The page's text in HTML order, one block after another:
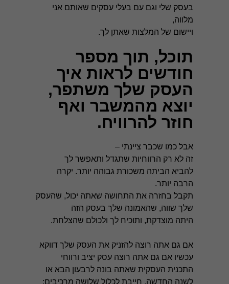
בעסק שלי וגם עם בעלי עסקים שאותם אני
מלווה,
ויישום של המלצות שאתן לך.
תוכל, תוך מספר
חודשים לראות איך
העסק שלך משתפר,
יוצא מהמשבר ואף
חוזר להרוויח.
אבל כמו שכבר ציינתי –
זה לא רק הרווחיות שתגדל ותאפשר לך
להביא הביתה משכורת גבוהה יותר. יקרה
הרבה יותר.
תקבל בחזרה את התחושה שאתה יכול, שהעסק
שלך שווה, שהאמונה שלך בעסק הזה
היתה מוצדקת, ותוכיח לך ולכולם שהצלחת.
אם גם אתה רוצה להזניק את העסק שלך דווקא
עכשיו אם גם אתה רוצה עסק יציב ורווחי
התכנית העסקית שאתה בונה לרבעון הבא או
לשנה החדשה, חייבת לכלול שלושה מרכיבים: